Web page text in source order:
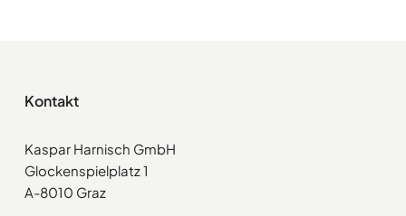
Kontakt
Kaspar Harnisch GmbH
Glockenspielplatz 1
A-8010 Graz